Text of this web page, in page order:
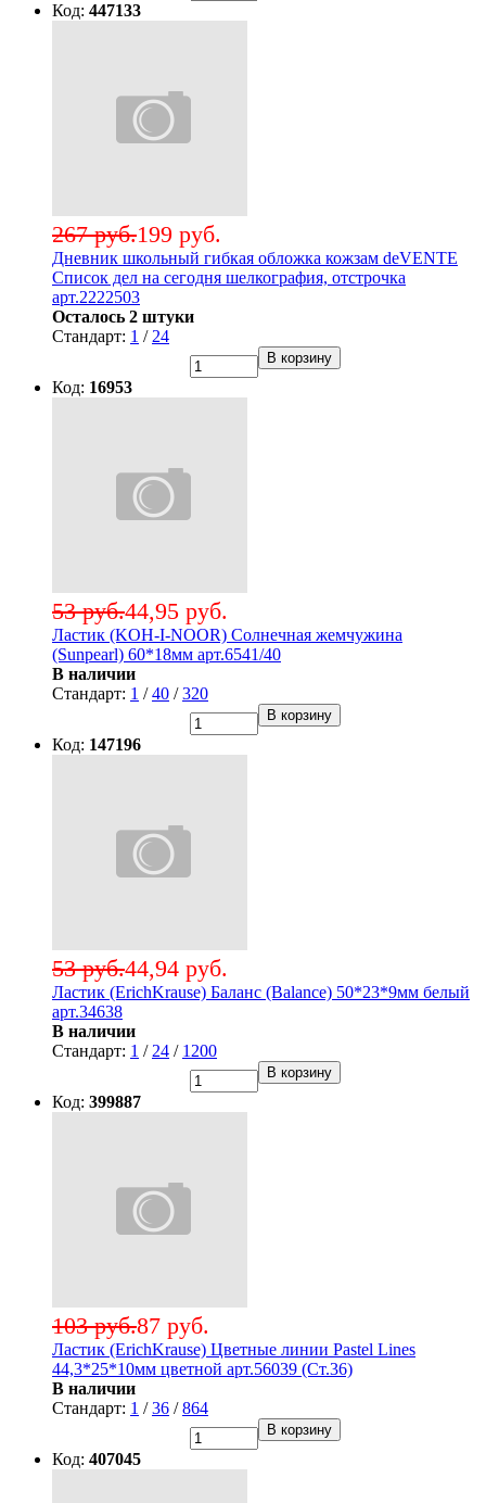
Код: 447133
199 руб.
267 руб.
Дневник школьный гибкая обложка кожзам deVENTE
Список дел на сегодня шелкография, отстрочка
арт.2222503
Осталось 2 штуки
Стандарт: 1 / 24
В корзину
Код: 16953
44,95 руб.
53 руб.
Ластик (KOH-I-NOOR) Солнечная жемчужина
(Sunpearl) 60*18мм арт.6541/40
В наличии
Стандарт: 1 /40 /320
В корзину
Код: 147196
44,94 руб.
53 руб.
Ластик (ErichKrause) Баланс (Balance) 50*23*9мм белый
арт.34638
В наличии
Стандарт: 1 / 24 / 1200
В корзину
Код: 399887
87 руб.
103 руб.
Ластик (ErichKrause) Цветные линии Pastel Lines
44,3*25*10мм цветной арт.56039 (Ст.36)
В наличии
Стандарт: 1 /36 /864
В корзину
Код: 407045